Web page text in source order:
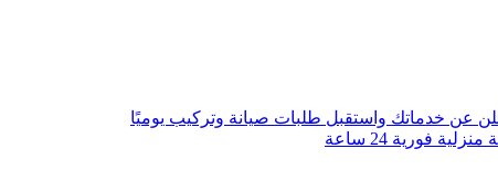
عن خدماتك واستقبل طلبات صيانة وتركيب يوميًا
فورية 24 ساعة